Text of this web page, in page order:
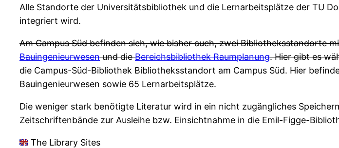
Alle Standorte der Universitätsbibliothek und die Lernarbeitsplätze der TU
integriert wird.
Am Campus Süd befinden sich, wie bisher auch, zwei Bibliotheksstandorte
Bauingenieurwesenund dieBereichsbibliothek Raumplanung. Hier gibt es
die Campus-Süd-Bibliothek Bibliotheksstandort am Campus Süd. Hier
Bauingenieurwesen sowie 65 Lernarbeitsplätze.
Die weniger stark benötigte Literatur wird in ein nicht zugängliches
Zeitschriftenbände zur Ausleihe bzw. Einsichtnahme in die Emil-Figge-
The Library Sites